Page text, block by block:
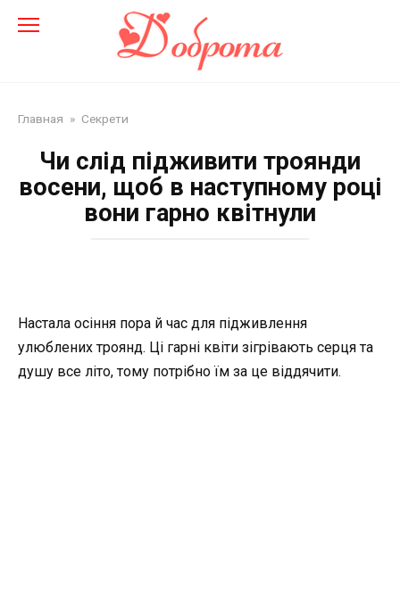
Главная » Секрети
Чи слід підживити троянди
восени, щоб в наступному році
вони гарно квітнули
Настала осіння пора й час для підживлення
улюблених троянд. Ці гарні квіти зігрівають серця та
душу все літо, тому потрібно їм за це віддячити.